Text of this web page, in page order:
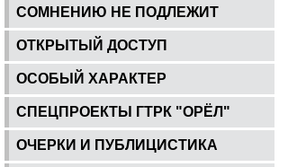
СОМНЕНИЮ НЕ ПОДЛЕЖИТ
ОТКРЫТЫЙ ДОСТУП
ОСОБЫЙ ХАРАКТЕР
СПЕЦПРОЕКТЫ ГТРК "ОРЁЛ"
ОЧЕРКИ И ПУБЛИЦИСТИКА